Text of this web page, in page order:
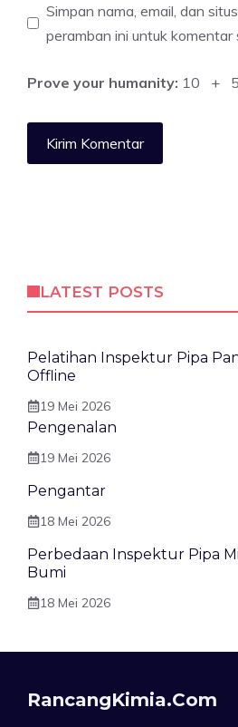
Simpan nama, email, dan
peramban ini untuk komentar
Prove your humanity: 10 +
LATEST POSTS
Pelatihan Inspektur Pipa
Offline
19 Mei 2026
Pengenalan
19 Mei 2026
Pengantar
18 Mei 2026
Perbedaan Inspektur Pipa
Bumi
18 Mei 2026
RancangKimia.com